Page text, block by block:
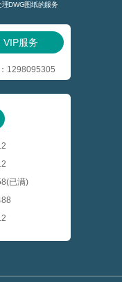
DWG图纸的服务
VIP服务
1298095305
已满)